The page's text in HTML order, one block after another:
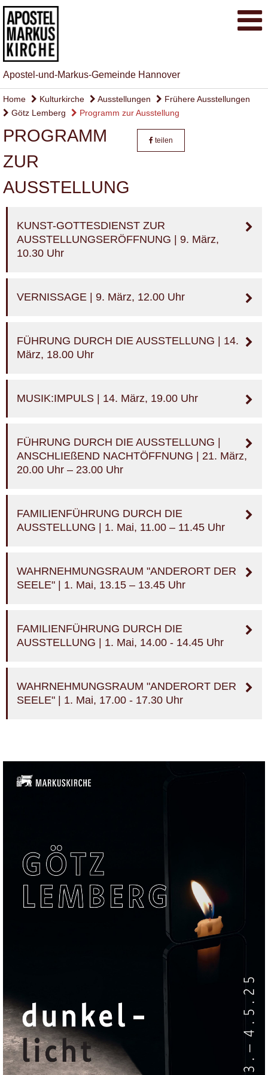
Apostel-und-Markus-Gemeinde Hannover
Home Kulturkirche Ausstellungen
Frühere Ausstellungen
Götz Lemberg
Programm zur Ausstellung
PROGRAMM
ZUR
AUSSTELLUNG
teilen
KUNST-GOTTESDIENST ZUR
AUSSTELLUNGSERÖFFNUNG | 9. März,
10.30 Uhr
VERNISSAGE | 9. März, 12.00 Uhr
FÜHRUNG DURCH DIE AUSSTELLUNG | 14.
März, 18.00 Uhr
MUSIK:IMPULS | 14. März, 19.00 Uhr
FÜHRUNG DURCH DIE AUSSTELLUNG |
ANSCHLIEßEND NACHTÖFFNUNG | 21. März,
20.00 Uhr – 23.00 Uhr
FAMILIENFÜHRUNG DURCH DIE
AUSSTELLUNG | 1. Mai, 11.00 – 11.45 Uhr
WAHRNEHMUNGSRAUM "ANDERORT DER
SEELE" | 1. Mai, 13.15 – 13.45 Uhr
FAMILIENFÜHRUNG DURCH DIE
AUSSTELLUNG | 1. Mai, 14.00 - 14.45 Uhr
WAHRNEHMUNGSRAUM "ANDERORT DER
SEELE" | 1. Mai, 17.00 - 17.30 Uhr